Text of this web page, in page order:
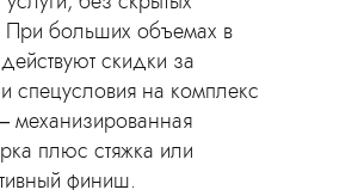
При больших объемах в
скидки за
спецусловия на комплекс
механизированная
плюс стяжка или
финиш.